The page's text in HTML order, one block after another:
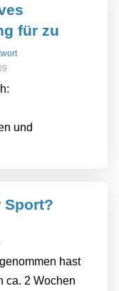
für zu
und
Sport?
hast
ca. 2 Wochen